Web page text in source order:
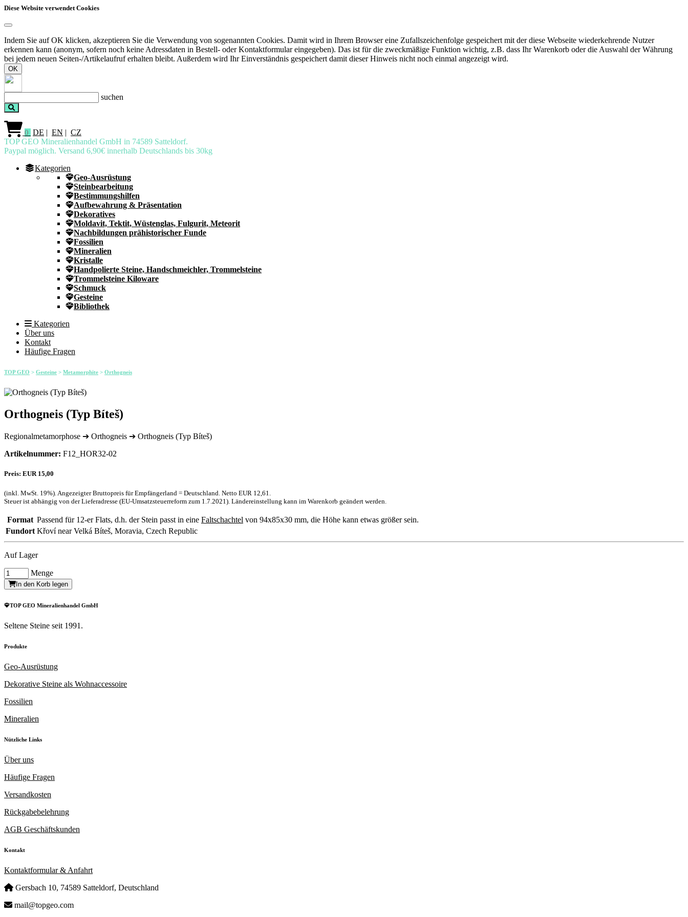
Diese Website verwendet Cookies
Indem Sie auf OK klicken, akzeptieren Sie die Verwendung von sogenannten Cookies. Damit wird in Ihrem Browser eine Zufallszeichenfolge gespeichert mit der diese Webseite wiederkehrende Nutzer
erkennen kann (anonym, sofern noch keine Adressdaten in Bestell- oder Kontaktformular eingegeben). Das ist für die zweckmäßige Funktion wichtig, z.B. dass Ihr Warenkorb oder die Auswahl der Währung
bei jedem neuen Seiten-/Artikelaufruf erhalten bleibt. Außerdem wird Ihr Einverständnis gespeichert damit dieser Hinweis nicht noch einmal angezeigt wird.
OK
suchen
0 DE | EN | CZ
TOP GEO Mineralienhandel GmbH in 74589 Satteldorf.
Paypal möglich. Versand 6,90€ innerhalb Deutschlands bis 30kg
Kategorien
Geo-Ausrüstung
Steinbearbeitung
Bestimmungshilfen
Aufbewahrung & Präsentation
Dekoratives
Moldavit, Tektit, Wüstenglas, Fulgurit, Meteorit
Nachbildungen prähistorischer Funde
Fossilien
Mineralien
Kristalle
Handpolierte Steine, Handschmeichler, Trommelsteine
Trommelsteine Kiloware
Schmuck
Gesteine
Bibliothek
Kategorien
Über uns
Kontakt
Häufige Fragen
TOP GEO > Gesteine > Metamorphite > Orthogneis
Orthogneis (Typ Bíteš)
Regionalmetamorphose ➔ Orthogneis ➔ Orthogneis (Typ Bíteš)
Artikelnummer: F12_HOR32-02
Preis: EUR 15,00
(inkl. MwSt. 19%). Angezeigter Bruttopreis für Empfängerland = Deutschland. Netto EUR 12,61.
Steuer ist abhängig von der Lieferadresse (EU-Umsatzsteuerreform zum 1.7.2021). Ländereinstellung kann im Warenkorb geändert werden.
Format Passend für 12-er Flats, d.h. der Stein passt in eine Faltschachtel von 94x85x30 mm, die Höhe kann etwas größer sein.
Fundort Křoví near Velká Bíteš, Moravia, Czech Republic
Auf Lager
Menge
In den Korb legen
TOP GEO Mineralienhandel GmbH
Seltene Steine seit 1991.
Produkte
Geo-Ausrüstung
Dekorative Steine als Wohnaccessoire
Fossilien
Mineralien
Nützliche Links
Über uns
Häufige Fragen
Versandkosten
Rückgabebelehrung
AGB Geschäftskunden
Kontakt
Kontaktformular & Anfahrt
Gersbach 10, 74589 Satteldorf, Deutschland
mail@topgeo.com